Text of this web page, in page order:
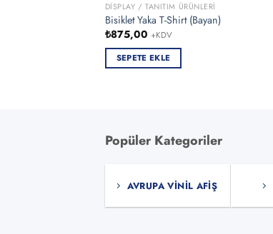
DISPLAY / TANITIM ÜRÜNLERI
Bisiklet Yaka T-Shirt (Bayan)
₺875,00 +KDV
SEPETE EKLE
Popüler Kategoriler
AVRUPA VINIL AFIŞ